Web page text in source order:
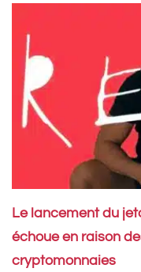
Le lancement du
échoue en raison
cryptomonnaies